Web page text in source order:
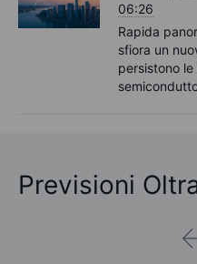
06:26
Rapida
sfiora un
persistono
Previsioni